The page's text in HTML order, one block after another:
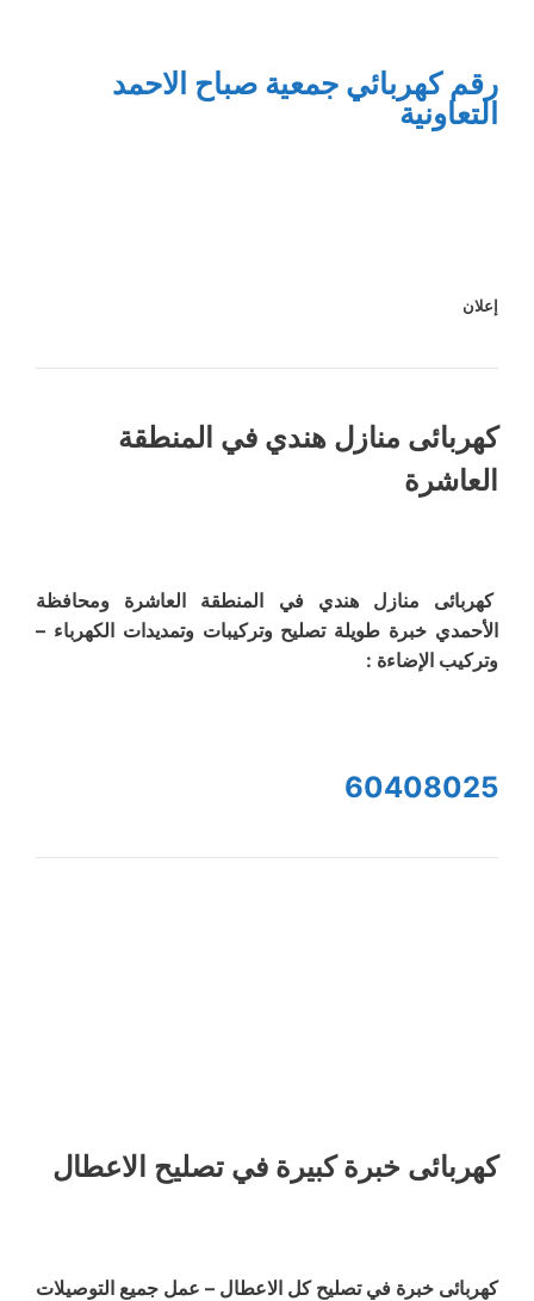
رقم كهربائي جمعية صباح الاحمد
التعاونية
إعلان
كهربائى منازل هندي في المنطقة
العاشرة
كهربائى منازل هندي في المنطقة العاشرة ومحافظة
الأحمدي خبرة طويلة تصليح وتركيبات وتمديدات الكهرباء –
وتركيب الإضاءة :
60408025
كهربائى خبرة كبيرة في تصليح الاعطال
كهربائى خبرة في تصليح كل الاعطال – عمل جميع التوصيلات